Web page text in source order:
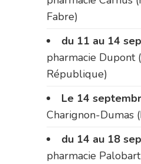
Fabre)
du 11 au 14
pharmacie Dupont
République)
Le 14
Charignon-Dumas
du 14 au 18
pharmacie